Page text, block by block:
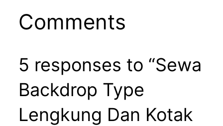
Comments
5 responses to “Sewa
Backdrop Type
Lengkung Dan Kotak